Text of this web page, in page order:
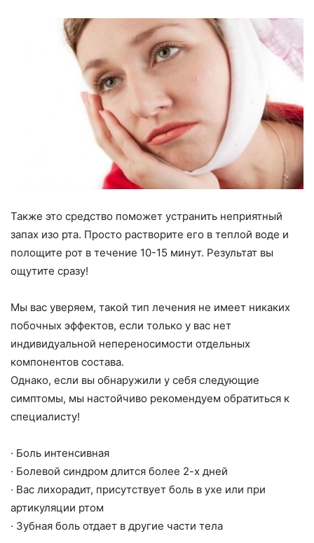
Также это средство поможет устранить неприятный
запах изо рта. Просто растворите его в теплой воде и
полощите рот в течение 10-15 минут. Результат вы
ощутите сразу!
Мы вас уверяем, такой тип лечения не имеет никаких
побочных эффектов, если только у вас нет
индивидуальной непереносимости отдельных
компонентов состава.
Однако, если вы обнаружили у себя следующие
симптомы, мы настойчиво рекомендуем обратиться к
специалисту!
· Боль интенсивная
· Болевой синдром длится более 2-х дней
· Вас лихорадит, присутствует боль в ухе или при
артикуляции ртом
· Зубная боль отдает в другие части тела